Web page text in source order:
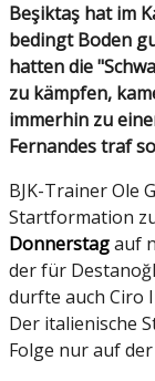
Beşiktaş hat im Kampf um den dritten Tabellenplatz nur
bedingt Boden
hatten die
zu kämpfen,
immerhin zu
Fernandes traf
BJK-Trainer Ole
Startformation
Donnerstagauf
der für
durfte auch Ciro
Der italienische
Folge nur auf